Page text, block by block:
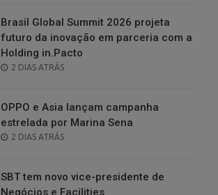
Brasil Global Summit 2026 projeta
futuro da inovação em parceria com a
Holding in.Pacto
POSTED
2 DIAS ATRÁS
OPPO e Asia lançam campanha
estrelada por Marina Sena
POSTED
2 DIAS ATRÁS
SBT tem novo vice-presidente de
Negócios e Facilities